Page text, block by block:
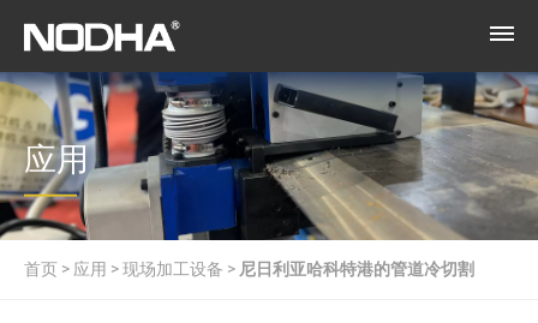
应用
首页 > 应用 >现场加工设备 > 尼日利亚哈科特港的管道冷切割